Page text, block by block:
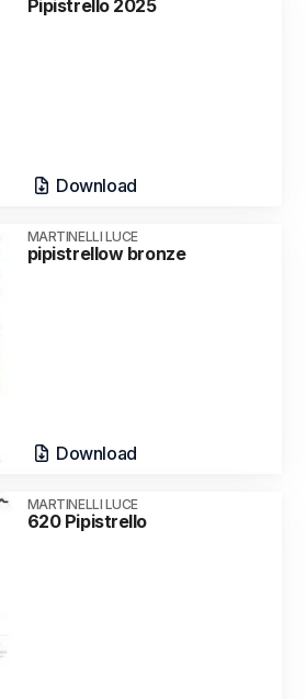
Pipistrello 2025
Download
MARTINELLI LUCE
pipistrellow bronze
Download
MARTINELLI LUCE
620 Pipistrello